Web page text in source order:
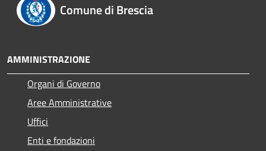
Comune di Brescia
AMMINISTRAZIONE
Organi di Governo
Aree Amministrative
Uffici
Enti e fondazioni